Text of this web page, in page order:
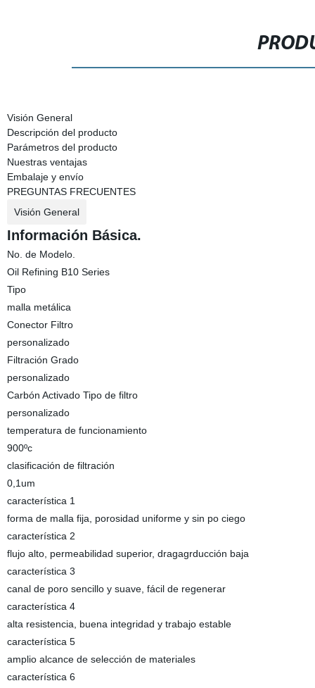
Visión General
Descripción del producto
Parámetros del producto
Nuestras ventajas
Embalaje y envío
PREGUNTAS FRECUENTES
Visión General
Información Básica.
No. de Modelo.
Oil Refining B10 Series
Tipo
malla metálica
Conector Filtro
personalizado
Filtración Grado
personalizado
Carbón Activado Tipo de filtro
personalizado
temperatura de funcionamiento
900ºc
clasificación de filtración
0,1um
característica 1
forma de malla fija, porosidad uniforme y sin po ciego
característica 2
flujo alto, permeabilidad superior, dragagrducción baja
característica 3
canal de poro sencillo y suave, fácil de regenerar
característica 4
alta resistencia, buena integridad y trabajo estable
característica 5
amplio alcance de selección de materiales
característica 6